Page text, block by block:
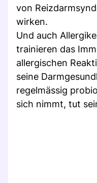
von
wirken.
Und auch
trainieren das
allergischen
seine
regelmässig
sich nimmt, tut